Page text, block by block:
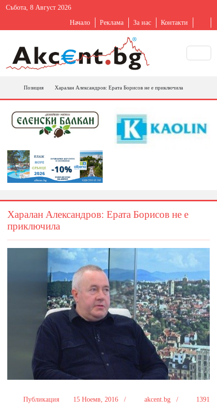
Събота, 8 Август 2026
Начало Реклама За нас Контакти
Позиция Харалан Александров: Ерата Борисов не е приключила
Харалан Александров: Ерата Борисов не е
приключила
Публикация 15 Ноемв, 2016 / akcent.bg / 1391